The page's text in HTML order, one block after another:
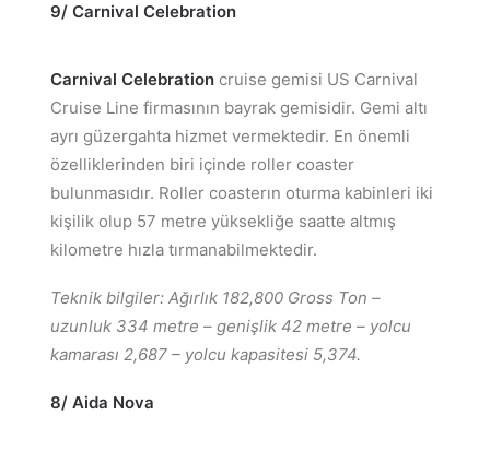
9/ Carnival Celebration
Carnival Celebration cruise gemisi US Carnival
Cruise Line firmasının bayrak gemisidir. Gemi altı
ayrı güzergahta hizmet vermektedir. En önemli
özelliklerinden biri içinde roller coaster
bulunmasıdır. Roller coasterın oturma kabinleri iki
kişilik olup 57 metre yüksekliğe saatte altmış
kilometre hızla tırmanabilmektedir.
Teknik bilgiler: Ağırlık 182,800 Gross Ton –
uzunluk 334 metre – genişlik 42 metre – yolcu
kamarası 2,687 – yolcu kapasitesi 5,374.
8/ Aida Nova